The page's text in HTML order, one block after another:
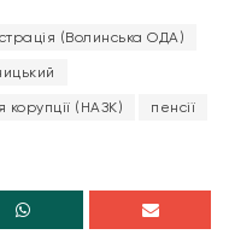
(Волинська ОДА)
корупції (НАЗК) пенсії